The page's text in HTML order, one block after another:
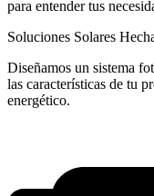
para entender tus
Soluciones Solares
Diseñamos un sistema
las características de tu
energético.